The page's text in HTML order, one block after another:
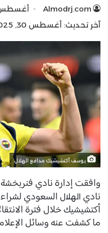
Almodrj.com
أغسطس 30,
آخر تحديث: أغسطس 30, 2025
يوسف أكتشيشيك مدافع الهلال
وافقت إدارة نادي
نادي الهلال السعودي
أكتشيشيك خلال فترة
ما كشفت عنه وسائل الإعلام